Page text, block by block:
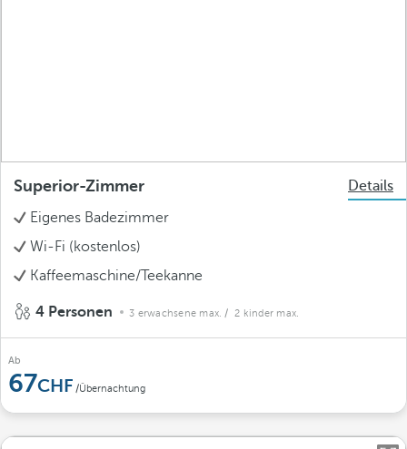
Superior-Zimmer
Details
Eigenes Badezimmer
Wi-Fi (kostenlos)
Kaffeemaschine/Teekanne
4 Personen 3 erwachsene max. / 2 kinder max.
Ab
67 /Übernachtung